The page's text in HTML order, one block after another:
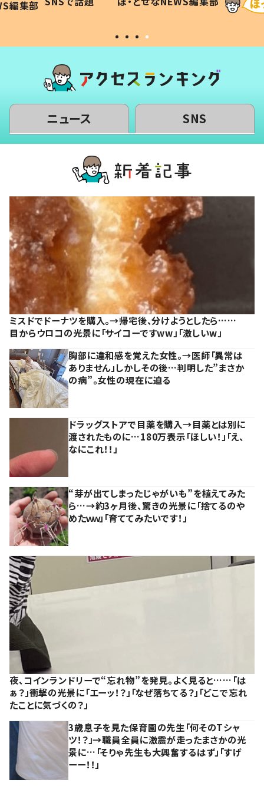
編集部 #令和の子
い」
ニュース SNS
ミスドでドーナツを購入。→帰宅後、分けようとしたら……
目からウロコの光景に「サイコーですww」「激しいw」
胸部に違和感を覚えた女性。→医師「異常は
ありません」しかしその後…判明した”まさか
の病”。女性の現在に迫る
ドラッグストアで目薬を購入→目薬とは別に
渡されたものに…180万表示「ほしい！」「え、
なにこれ！！」
“芽が出てしまったじゃがいも”を植えてみた
ら…→約3ヶ月後、驚きの光景に「捨てるのや
めたｗｗ」「育ててみたいです！」
夜、コインランドリーで“忘れ物”を発見。よく見ると……「は
ぁ？」衝撃の光景に「エーッ！？」「なぜ落ちてる？」「どこで忘れ
たことに気づくの？」
3歳息子を見た保育園の先生「何そのTシャ
ツ！？」→職員全員に激震が走ったまさかの光
景に…「そりゃ先生も大興奮するはず」「すげ
ーー！！」